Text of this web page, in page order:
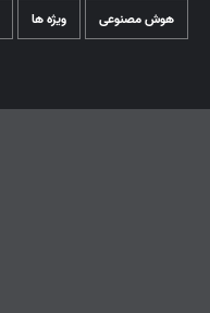
هوش مصنوعی ویژه ها